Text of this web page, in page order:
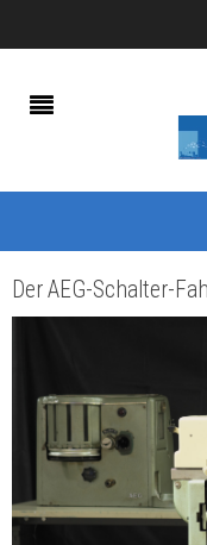
Der AEG-Schalter-